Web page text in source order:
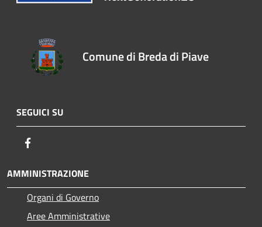
Comune di Breda di Piave
SEGUICI SU
AMMINISTRAZIONE
Organi di Governo
Aree Amministrative